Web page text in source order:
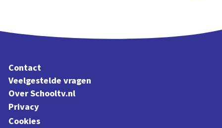
Contact
Veelgestelde vragen
Over Schooltv.nl
Privacy
Cookies